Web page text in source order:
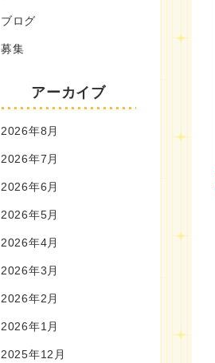
ブログ
募集
アーカイブ
2026年8月
2026年7月
2026年6月
2026年5月
2026年4月
2026年3月
2026年2月
2026年1月
2025年12月